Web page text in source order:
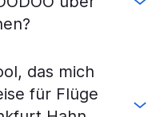
am Main
das mich
für Flüge